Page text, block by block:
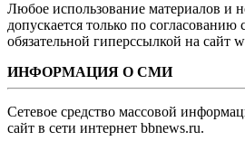
Любое использование материалов и
допускается только по согласованию
обязательной гиперссылкой на сайт
ИНФОРМАЦИЯ О СМИ
Сетевое средство массовой
сайт в сети интернет bbnews.ru.